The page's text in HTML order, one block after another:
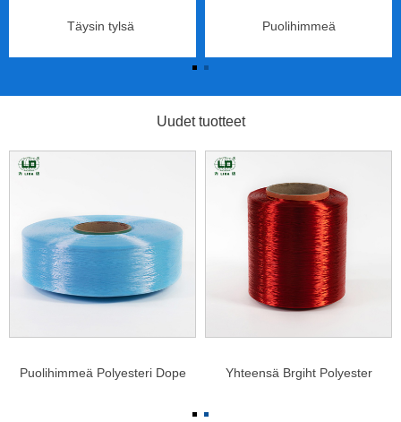
Täysin tylsä ​​
polyesterifilamenttilanka
Puolihimmeä
polyesterifilamenttilanka
Uudet tuotteet
Puolihimmeä Polyesteri Dope Yhteensä Brgiht Polyester